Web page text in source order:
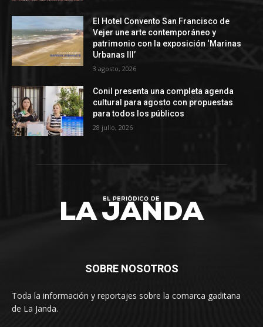
El Hotel Convento San Francisco de
Vejer une arte contemporáneo y
patrimonio con la exposición ‘Marinas
Urbanas III’
3 agosto, 2026
Conil presenta una completa agenda
cultural para agosto con propuestas
para todos los públicos
28 julio, 2026
SOBRE NOSOTROS
Toda la información y reportajes sobre la comarca gaditana
de La Janda.